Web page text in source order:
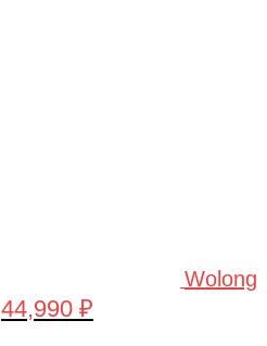
Wolong
Первоначальная
44,990 ₽